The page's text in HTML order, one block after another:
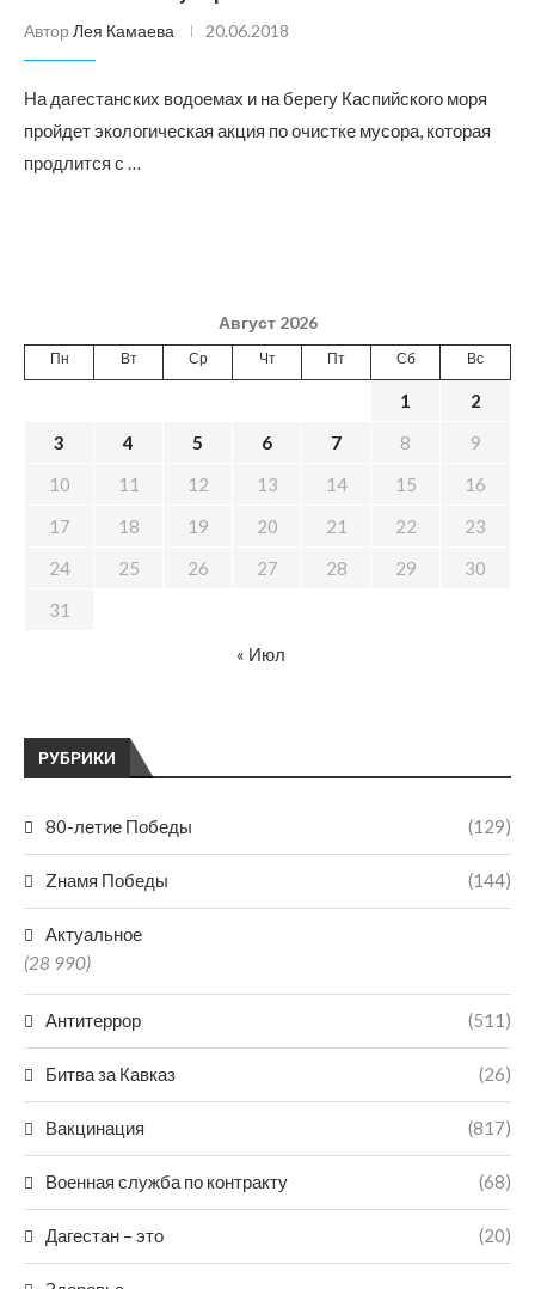
Автор Лея Камаева 20.06.2018
На дагестанских водоемах и на берегу Каспийского моря
пройдет экологическая акция по очистке мусора, которая
продлится с …
РУБРИКИ
80-летие Победы (129)
Zнамя Победы (144)
Актуальное
(28 990)
Антитеррор (511)
Битва за Кавказ (26)
Вакцинация (817)
Военная служба по контракту (68)
Дагестан – это (20)
Август 2026
Пн Вт Ср Чт Пт Сб Вс
1
2
3
4 5 6 7 8
9
10
11 12 13 14 15
16
17
18 19 20 21 22
23
24
25 26 27 28 29
30
31
« Июл